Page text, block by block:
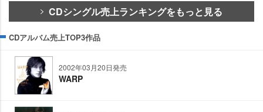
CDシングル売上ランキングをもっと見る
CDアルバム売上TOP3作品
2002年03月20日発売
WARP